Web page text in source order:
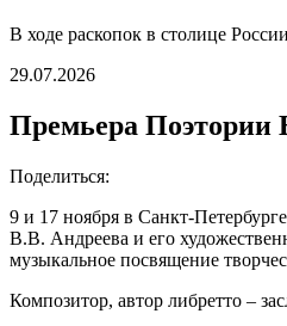
В ходе раскопок в столице
29.07.2026
Премьера Поэтории
Поделиться:
9 и 17 ноября в Санкт-
В.В. Андреева и его
музыкальное посвящение
Композитор, автор либретто –